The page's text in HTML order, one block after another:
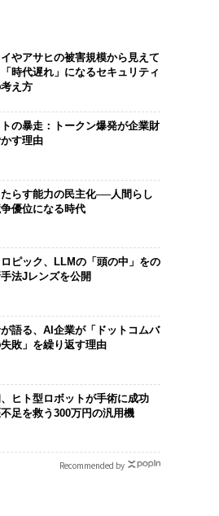
やアサヒの被害規模から見えて
「時代遅れ」になるセキュリティ
え方
の暴走：トークン爆発が企業財
す理由
らす能力の民主化──人間らし
優位になる時代
ピック、LLMの「頭の中」をの
法Jレンズを公開
語る、AI企業が「ドットコムバ
敗」を繰り返す理由
ヒト型ロボットが手術に成功
足を救う300万円の汎用機
Recommended by